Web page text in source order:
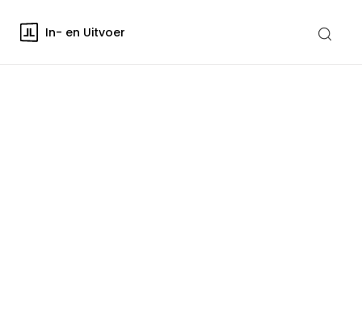
In- en Uitvoer